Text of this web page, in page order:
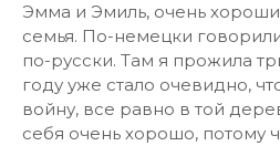
Эмма и Эмиль, очень
семья. По-немецки
по-русски. Там я прожила
году уже стало очевидно,
войну, все равно в той
себя очень хорошо, потому